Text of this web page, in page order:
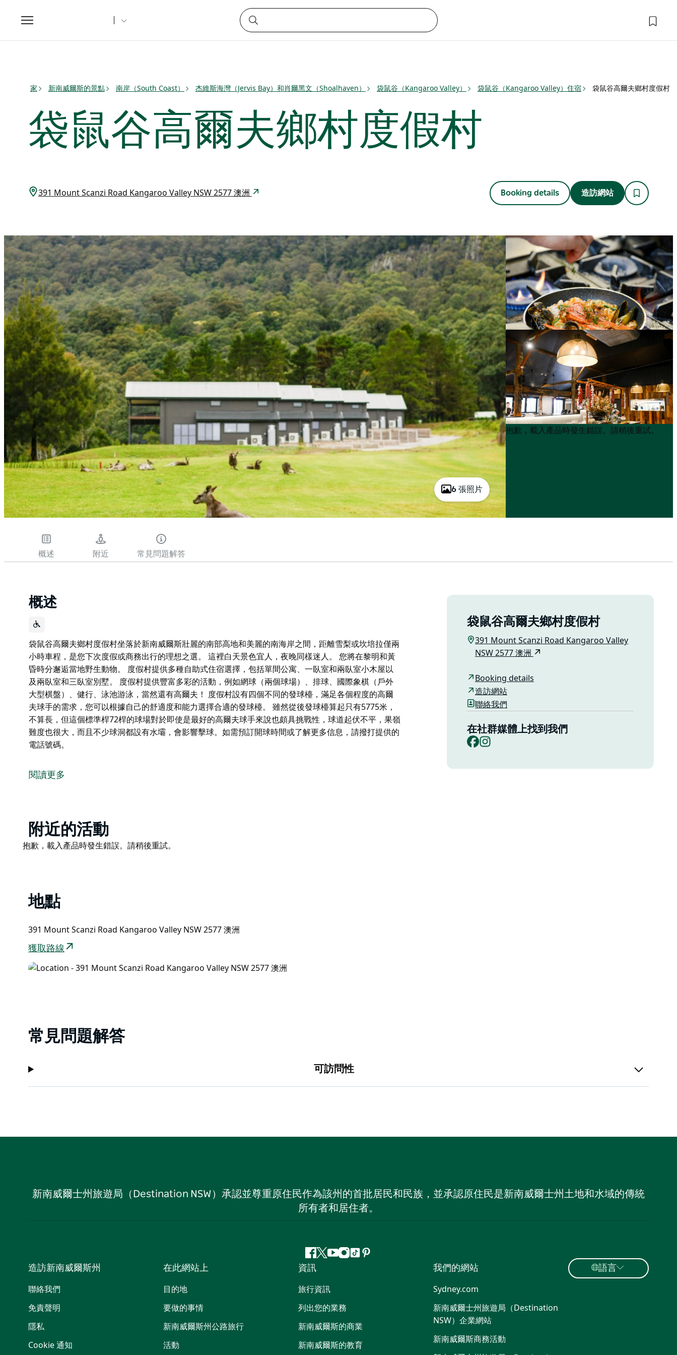
Toggle
navigation
家 新南威爾斯的景點 南岸（South Coast） 杰維斯海灣（Jervis Bay）和肖爾黑文（Shoalhaven） 袋鼠谷（Kangaroo Valley） 袋鼠谷（Kangaroo Valley）住宿 袋鼠谷高爾夫鄉村度假村
袋鼠谷高爾夫鄉村度假村
391 Mount Scanzi Road Kangaroo Valley NSW 2577 澳洲 Booking details 造訪網站
6 張照片
Product
List
Product
List
抱歉，載入產品時發生錯誤。請稍後重試。
概述 附近 常見問題解答
概述
袋鼠谷高爾夫鄉村度假村坐落於新南威爾斯壯麗的南部高地和美麗的南海岸之間，距離雪梨或坎培拉僅兩
小時車程，是您下次度假或商務出行的理想之選。 這裡白天景色宜人，夜晚同樣迷人。 您將在黎明和黃
昏時分邂逅當地野生動物。 度假村提供多種自助式住宿選擇，包括單間公寓、一臥室和兩臥室小木屋以
及兩臥室和三臥室別墅。 度假村提供豐富多彩的活動，例如網球（兩個球場）、排球、國際象棋（戶外
大型棋盤）、健行、泳池游泳，當然還有高爾夫！ 度假村設有四個不同的發球檯，滿足各個程度的高爾
夫球手的需求，您可以根據自己的舒適度和能力選擇合適的發球檯。 雖然從後發球檯算起只有5775米，
不算長，但這個標準桿72桿的球場對於即使是最好的高爾夫球手來說也頗具挑戰性，球道起伏不平，果嶺
難度也很大，而且不少球洞都設有水壩，會影響擊球。如需預訂開球時間或了解更多信息，請撥打提供的
電話號碼。
小時車程，是您下次度假或商務出行的理想之選。
度假村提供多種自助式住宿選擇，包括單間公寓、一臥室和兩臥室小木屋以及兩臥室和三臥室別墅。
度假村提供豐富多彩的活動，例如網球（兩個球場）、排球、國際象棋（戶外大型棋盤）、健行、泳池游
泳，當然還有高爾夫！
雖然從後發球檯算起只有5775米，不算長，但這個標準桿72桿的球場對於即使是最好的高爾夫球手來說
時間或了解更多信息，請撥打提供的電話號碼。
閱讀更多
袋鼠谷高爾夫鄉村度假村
391 Mount Scanzi Road Kangaroo Valley
NSW 2577 澳洲
Booking details
造訪網站
聯絡我們
在社群媒體上找到我們
Facebook
Product
List
附近的活動
Product
抱歉，載入產品時發生錯誤。請稍後重試。
地點
391 Mount Scanzi Road Kangaroo Valley NSW 2577 澳洲
獲取路線
常見問題解答
可訪問性
新南威爾士州旅遊局（Destination NSW）承認並尊重原住民作為該州的首批居民和民族，並承認原住民是新南威爾士州土地和水域的傳統
所有者和居住者。
Facebook
嘰
喳
喳
Youtube
Instagram
抖 Pinterest
造訪新南威爾斯州
聯絡我們
免責聲明
隱私
Cookie 通知
在此網站上
目的地
要做的事情
新南威爾斯州公路旅行
活動
資訊
旅行資訊
列出您的業務
新南威爾斯的商業
新南威爾斯的教育
我們的網站
Sydney.com
新南威爾士州旅遊局（Destination
NSW）企業網站​
新南威爾斯商務活動
語言